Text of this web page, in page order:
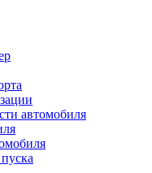
автомобиля